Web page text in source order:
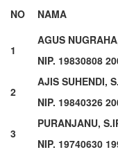
NO
NAMA
1
AGUS
NIP. 19830808
2
AJIS SUHENDI,
NIP. 19840326
3
PURANJANU,
NIP. 19740630